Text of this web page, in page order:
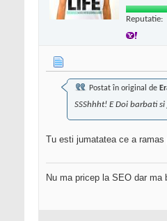
Reputatie:
Postat în original de
SSShhht! E Doi barbati
Tu esti jumatatea ce a ramas
Nu ma pricep la SEO dar ma